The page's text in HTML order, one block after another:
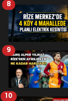
8
9
10